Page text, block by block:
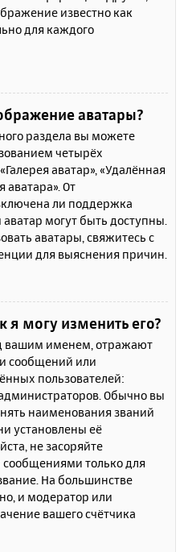
известно как
для каждого
аватары?
раздела вы можете
четырёх
аватар», «Удалённая
аватара». От
ли поддержка
могут быть доступны.
аватары, свяжитесь с
для выяснения причин.
я могу изменить его?
вашим именем, отражают
сообщений или
пользователей:
Обычно вы
наименования званий
установлены её
не засоряйте
только для
На большинстве
и модератор или
вашего счётчика